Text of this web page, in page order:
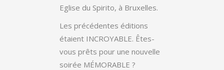
Eglise du Spirito, à Bruxelles.
Les précédentes éditions
étaient INCROYABLE. Êtes-
vous prêts pour une nouvelle
soirée MÉMORABLE ?